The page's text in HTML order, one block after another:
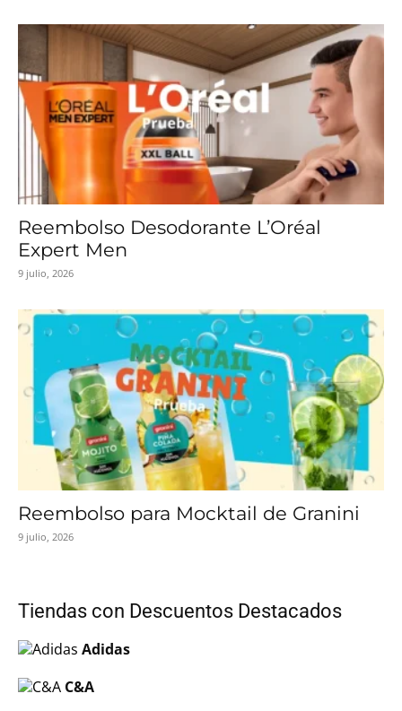
Reembolso Desodorante L’Oréal
Expert Men
9 julio, 2026
Reembolso para Mocktail de Granini
9 julio, 2026
Tiendas con Descuentos Destacados
Adidas
C&A